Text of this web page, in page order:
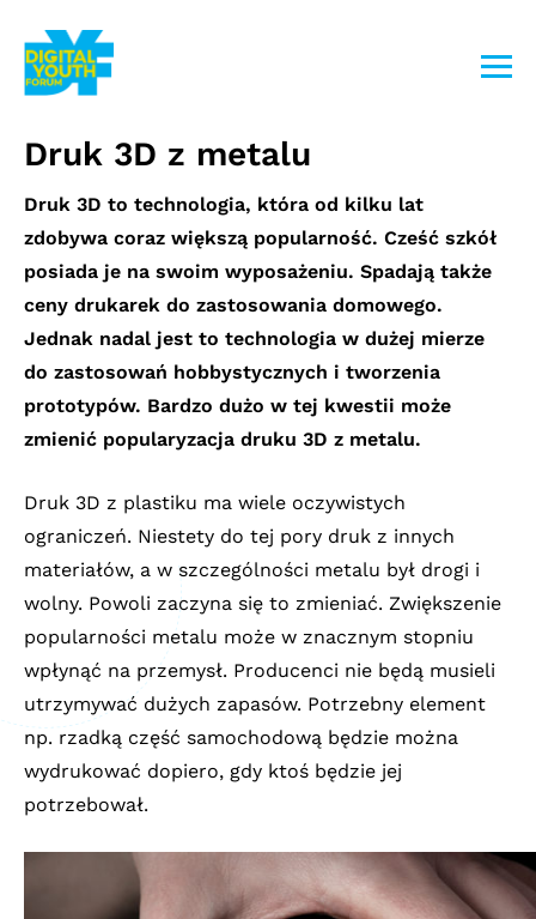
treści
Druk 3D z metalu
Druk 3D to technologia, która od kilku lat
zdobywa coraz większą popularność. Cześć szkół
posiada je na swoim wyposażeniu. Spadają także
ceny drukarek do zastosowania domowego.
Jednak nadal jest to technologia w dużej mierze
do zastosowań hobbystycznych i tworzenia
prototypów. Bardzo dużo w tej kwestii może
zmienić popularyzacja druku 3D z metalu.
Druk 3D z plastiku ma wiele oczywistych
ograniczeń. Niestety do tej pory druk z innych
materiałów, a w szczególności metalu był drogi i
wolny. Powoli zaczyna się to zmieniać. Zwiększenie
popularności metalu może w znacznym stopniu
wpłynąć na przemysł. Producenci nie będą musieli
utrzymywać dużych zapasów. Potrzebny element
np. rzadką część samochodową będzie można
wydrukować dopiero, gdy ktoś będzie jej
potrzebował.